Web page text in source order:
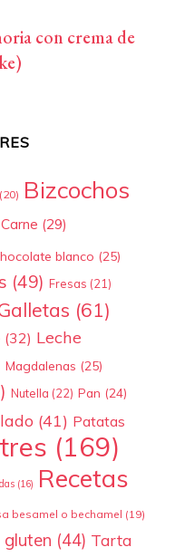
con crema de
(20) Bizcochos
Carne (29)
blanco (25)
(49) Fresas (21)
(61)
(32) Leche
Magdalenas (25)
Nutella (22) Pan (24)
(41) Patatas
(169)
(16) Recetas
besamel o bechamel (19)
gluten (44) Tarta